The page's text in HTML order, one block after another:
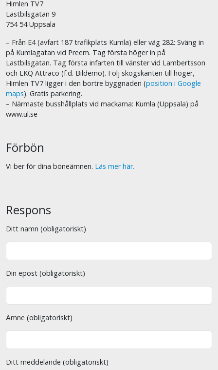
Himlen TV7
Lastbilsgatan 9
754 54 Uppsala
– Från E4 (avfart 187 trafikplats Kumla) eller väg 282: Sväng in
på Kumlagatan vid Preem. Tag första höger in på
Lastbilsgatan. Tag första infarten till vänster vid Lambertsson
och LKQ Attraco (f.d. Bildemo). Följ skogskanten till höger,
Himlen TV7 ligger i den bortre byggnaden (position i Google
maps). Gratis parkering.
– Närmaste busshållplats vid mackarna: Kumla (Uppsala) på
www.ul.se
Förbön
Vi ber för dina böneämnen. Läs mer här.
Respons
Ditt namn (obligatoriskt)
Din epost (obligatoriskt)
Ämne (obligatoriskt)
Ditt meddelande (obligatoriskt)